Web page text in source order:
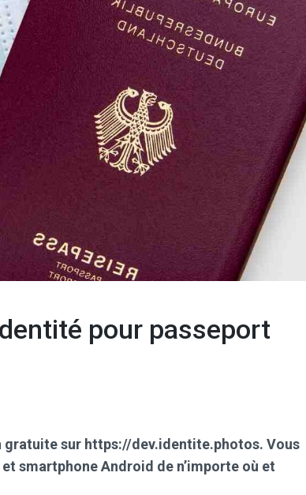
pour passeport
sur https://dev.identite.photos. Vous
smartphone Android de n’importe où et